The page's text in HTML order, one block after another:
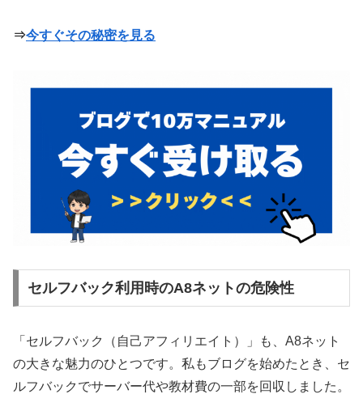
⇒今すぐその秘密を見る
セルフバック利用時のA8ネットの危険性
「セルフバック（自己アフィリエイト）」も、A8ネット
の大きな魅力のひとつです。私もブログを始めたとき、セ
ルフバックでサーバー代や教材費の一部を回収しました。